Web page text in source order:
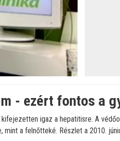
- ezért fontos a
igaz a hepatitisre. A
a felnőtteké. Részlet a 2010.